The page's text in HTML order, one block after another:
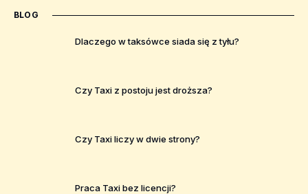
BLOG
Dlaczego w taksówce siada się z tyłu?
Czy Taxi z postoju jest droższa?
Czy Taxi liczy w dwie strony?
Praca Taxi bez licencji?